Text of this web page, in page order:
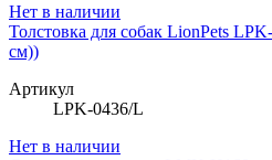
Нет в наличии
Толстовка для собак LionPets
см))
Артикул
LPK-0436/L
Нет в наличии